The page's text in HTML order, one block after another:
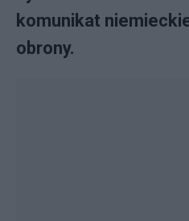
komunikat
obrony.